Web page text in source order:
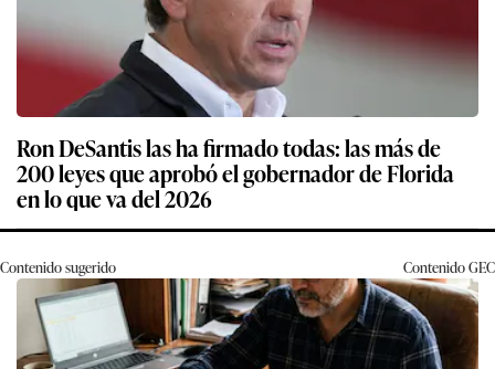
Ron DeSantis las ha firmado todas: las más de
200 leyes que aprobó el gobernador de Florida
en lo que va del 2026
Contenido sugerido ContenidoGEC